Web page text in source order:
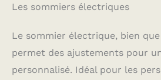
Les sommiers électriques
Le sommier électrique, bien
permet des ajustements pour
personnalisé. Idéal pour les